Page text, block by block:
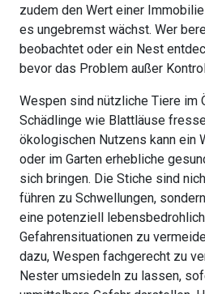
zudem den Wert einer
es ungebremst wächst. Wer
beobachtet oder ein Nest
bevor das Problem außer
Wespen sind nützliche Tiere im
Schädlinge wie Blattläuse
ökologischen Nutzens kann ein
oder im Garten erhebliche
sich bringen. Die Stiche sind
führen zu Schwellungen,
eine potenziell
Gefahrensituationen zu
dazu, Wespen fachgerecht zu
Nester umsiedeln zu lassen,